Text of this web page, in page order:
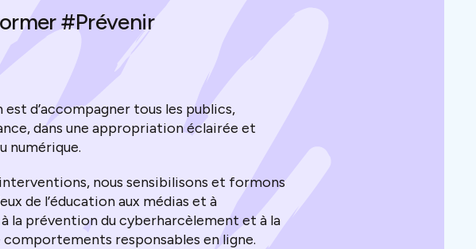
#Prévenir
d’accompagner tous les publics,
dans une appropriation éclairée et
numérique.
nous sensibilisons et formons
de l’éducation aux médias et à
la prévention du cyberharcèlement et à la
responsables en ligne.